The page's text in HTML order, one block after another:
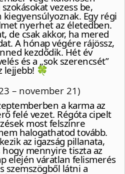
vezess be,
Egy régi
nyerhet az életedben.
de csak akkor, ha mered
A hónap végére rájössz,
kezdődik. Hét év
és a „sok szerencsét”
lejjebb! 🍀
– november 21)
a karma az
felé vezet. Régóta cipelt
most felszínre
halogathatod tovább.
az igazság pillanata,
hogy mennyire tiszta az
elején váratlan felismerés
szemszögből látni a